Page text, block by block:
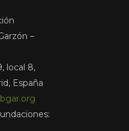
–
local 8,
España